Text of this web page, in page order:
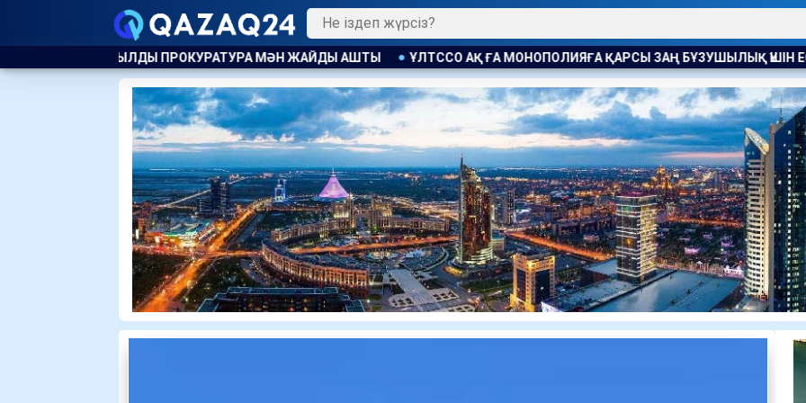
МӘН ЖАЙДЫ АШТЫ ҰЛТССО АҚ ҒА МОНОПОЛИЯҒА ҚАРСЫ ЗАҢ БҰЗУШЫЛЫҚ ҮШІН ЕСКЕРТУ ЖАСАЛДЫ